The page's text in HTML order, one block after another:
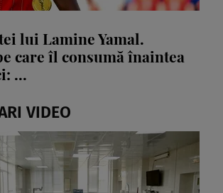
lui Lamine Yamal.
care îl consumă înaintea
...
VIDEO